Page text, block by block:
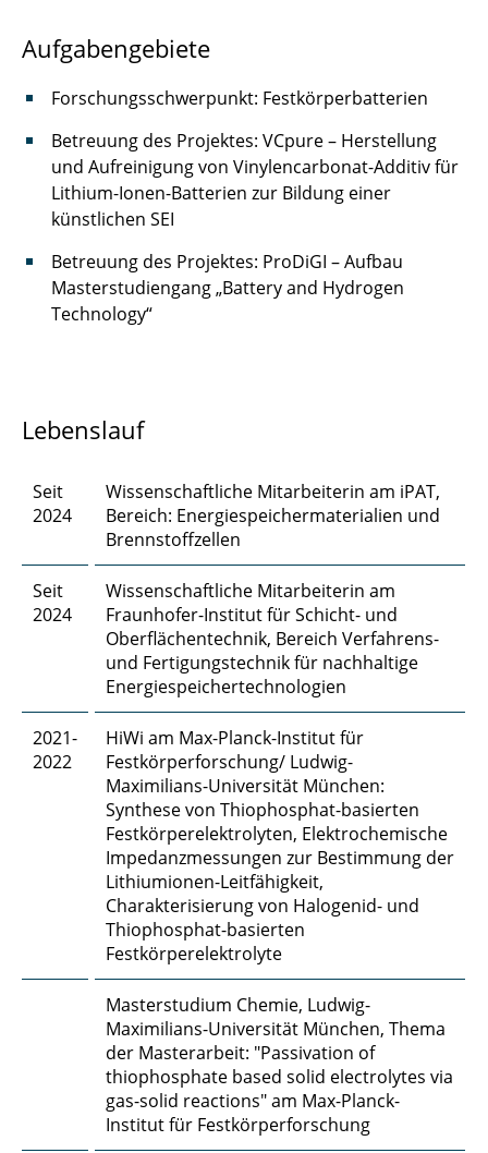
Niklas Dierks, M. Sc.
Marcel Dietz
Dipl.-Ing. Dennis Düerkop
Robert Ebeling, M. Sc.
Chengyuan Fang, M. Sc.
Dr. rer. nat. Jan Henrik Finke
Finn Frankenberg, M. Sc.
Felix Frobart, M. Sc.
Marcus Gapinski, M. Sc.
Prof. Dr. Georg Garnweitner
Julius Gerk, M. Sc.
Hasti Ghanadimaragheh, M. Sc.
Dipl.-Ing. Konstantinos Giannis
Elisabeth Glatt, M. Sc.
Lajos Groffmann, M. Sc.
Daniel Gundlach, M. Sc.
Jiqian Guo, M. Sc.
Philipp Haase, M. Sc.
Sharif Haidar, M. Sc.
Dr. rer. nat. Payam Hashemi
Carina Amata Heck, M. Sc.
Aufgabengebiete
Forschungsschwerpunkt: Festkörperbatterien
Betreuung des Projektes: VCpure – Herstellung
und Aufreinigung von Vinylencarbonat-Additiv für
Lithium-Ionen-Batterien zur Bildung einer
künstlichen SEI
Betreuung des Projektes: ProDiGI – Aufbau
Masterstudiengang „Battery and Hydrogen
Technology“
Lebenslauf
Seit
2024
Wissenschaftliche Mitarbeiterin am iPAT,
Bereich: Energiespeichermaterialien und
Brennstoffzellen
Seit
2024
Wissenschaftliche Mitarbeiterin am
Fraunhofer-Institut für Schicht- und
Oberflächentechnik, Bereich Verfahrens-
und Fertigungstechnik für nachhaltige
Energiespeichertechnologien
2021-
2022
HiWi am Max-Planck-Institut für
Festkörperforschung/ Ludwig-
Maximilians-Universität München:
Synthese von Thiophosphat-basierten
Festkörperelektrolyten, Elektrochemische
Impedanzmessungen zur Bestimmung der
Lithiumionen-Leitfähigkeit,
Charakterisierung von Halogenid- und
Thiophosphat-basierten
Festkörperelektrolyte
Masterstudium Chemie, Ludwig-
Maximilians-Universität München, Thema
der Masterarbeit: "Passivation of
thiophosphate based solid electrolytes via
gas-solid reactions" am Max-Planck-
Institut für Festkörperforschung